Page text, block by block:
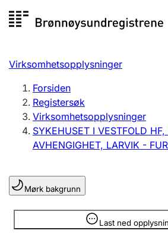
til
Registersøk
Aksjeselskap
Enkeltpersonforetak
Registrere, endre, slette
Lag og forening
Registrere, endre, slette
Virksomhetsopplysninger
Forsiden
Registersøk
Virksomhetsopplysninger
SYKEHUSET I VESTFOLD
AVHENGIGHET, LARVIK -
Mørk bakgrunn
Last ned
Opplysninger er skjult